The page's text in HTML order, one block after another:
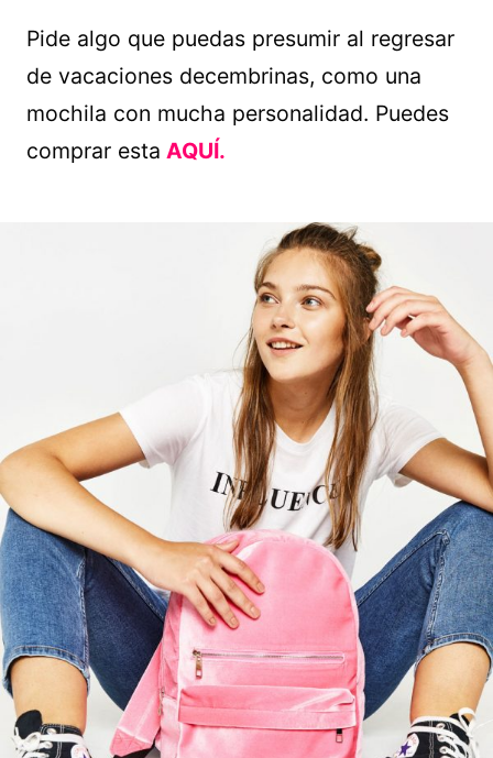
Pide algo que puedas presumir al regresar
de vacaciones decembrinas, como una
mochila con mucha personalidad. Puedes
comprar esta AQUÍ.